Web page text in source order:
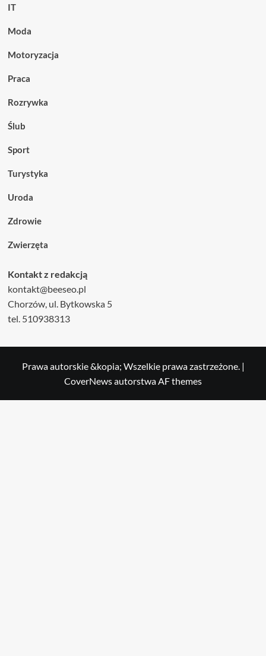
IT
Moda
Motoryzacja
Praca
Rozrywka
Ślub
Sport
Turystyka
Uroda
Zdrowie
Zwierzęta
Kontakt z redakcją
kontakt@beeseo.pl
Chorzów, ul. Bytkowska 5
tel. 510938313
Prawa autorskie &kopia; Wszelkie prawa zastrzeżone. |
CoverNewsautorstwa AF themes